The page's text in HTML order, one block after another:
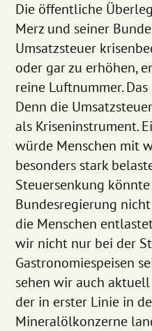
Die öffentliche
Merz und seiner
Umsatzsteuer
oder gar zu erhöhen,
reine Luftnummer.
Denn die
als Kriseninstrument.
würde Menschen mit
besonders stark
Steuersenkung
Bundesregierung
die Menschen
wir nicht nur bei der
Gastronomiespeisen
sehen wir auch
der in erster Linie in
Mineralölkonzerne